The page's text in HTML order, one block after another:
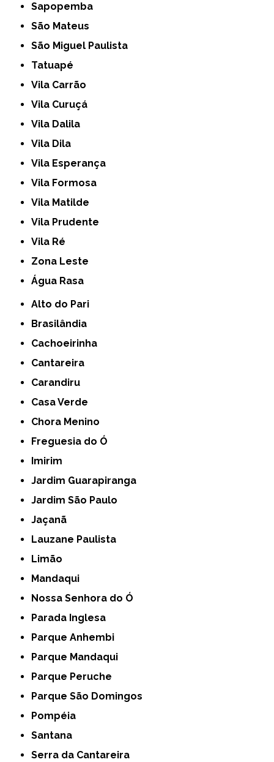
Sapopemba
São Mateus
São Miguel Paulista
Tatuapé
Vila Carrão
Vila Curuçá
Vila Dalila
Vila Dila
Vila Esperança
Vila Formosa
Vila Matilde
Vila Prudente
Vila Ré
Zona Leste
Água Rasa
Alto do Pari
Brasilândia
Cachoeirinha
Cantareira
Carandiru
Casa Verde
Chora Menino
Freguesia do Ó
Imirim
Jardim Guarapiranga
Jardim São Paulo
Jaçanã
Lauzane Paulista
Limão
Mandaqui
Nossa Senhora do Ó
Parada Inglesa
Parque Anhembi
Parque Mandaqui
Parque Peruche
Parque São Domingos
Pompéia
Santana
Serra da Cantareira